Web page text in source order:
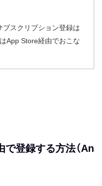
ブスクリプション登録は
App Store経由でおこな
登録する方法（An